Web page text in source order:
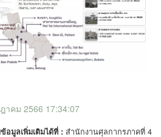
าคม 2566 17:34:07
อมูลเพิ่มเติมได้ที่ : สำนักงานศุลกากรภาคที่ 4